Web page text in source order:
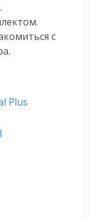
с
Plus